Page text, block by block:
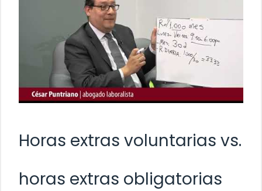
Horas extras voluntarias vs.
horas extras obligatorias